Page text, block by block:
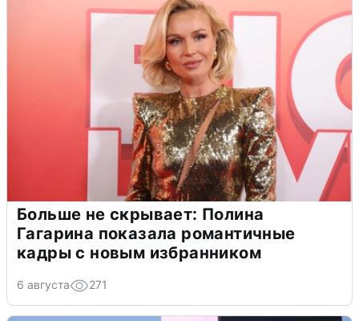
Больше не скрывает: Полина
Гагарина показала романтичные
кадры с новым избранником
6 августа 271